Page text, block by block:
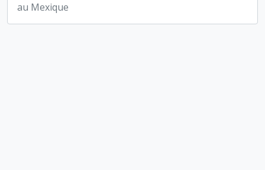
au Mexique